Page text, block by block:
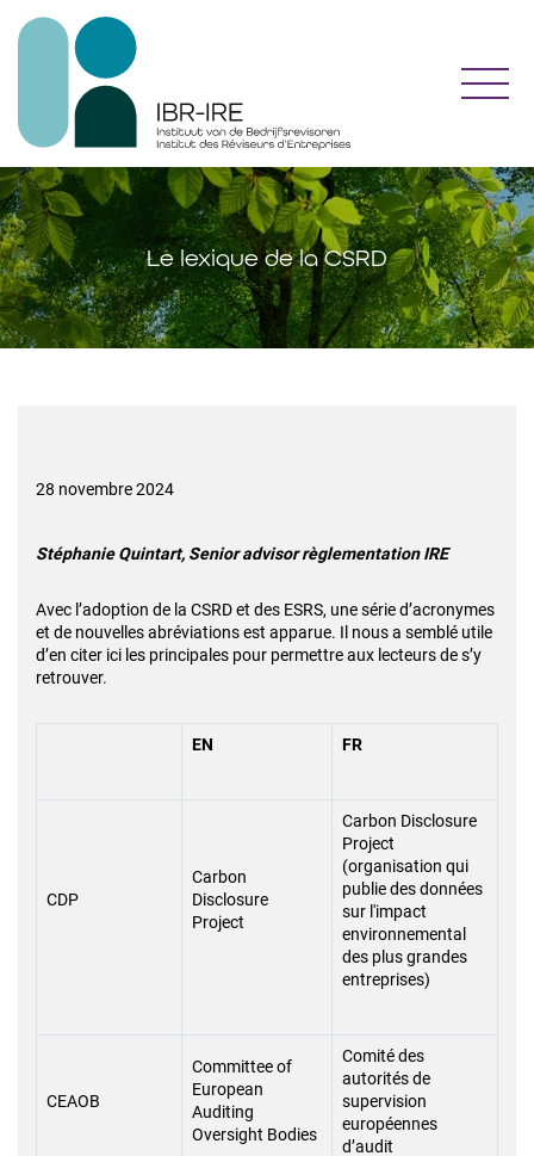
Le lexique de la CSRD
28 novembre 2024
Stéphanie Quintart, Senior advisor règlementation IRE
Avec l’adoption de la CSRD et des ESRS, une série d’acronymes
et de nouvelles abréviations est apparue. Il nous a semblé utile
d’en citer ici les principales pour permettre aux lecteurs de s’y
retrouver.
EN FR
CDP
Carbon
Disclosure
Project
Carbon Disclosure
Project
(organisation qui
publie des données
sur l'impact
environnemental
des plus grandes
entreprises)
CEAOB
Committee of
European
Auditing
Oversight Bodies
Comité des
autorités de
supervision
européennes
d’audit